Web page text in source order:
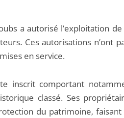
a autorisé l’exploitation de
Ces autorisations n’ont
en service.
inscrit comportant
classé. Ses
du patrimoine, faisant